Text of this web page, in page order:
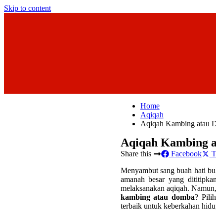
Skip to content
Home
Aqiqah
Aqiqah Kambing atau
Aqiqah Kambing
Share this Facebook
Menyambut sang buah hati
amanah besar yang
melaksanakan aqiqah.
kambing atau domba?
terbaik untuk keberkahan